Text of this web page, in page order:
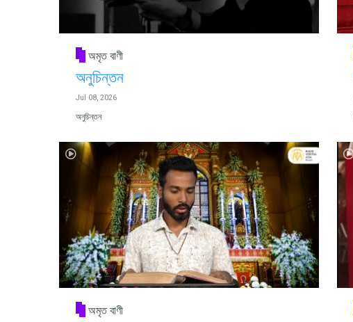
অমৃত বাণী
অনুচিন্তন
Jul 08, 2026
অনুচিন্তন
অমৃত বাণী